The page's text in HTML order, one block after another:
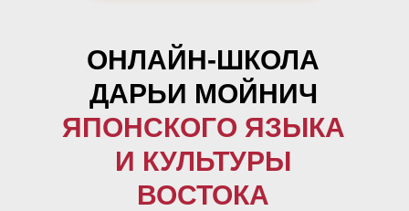
ОНЛАЙН-ШКОЛА
ДАРЬИ МОЙНИЧ
ЯПОНСКОГО ЯЗЫКА
И КУЛЬТУРЫ
ВОСТОКА